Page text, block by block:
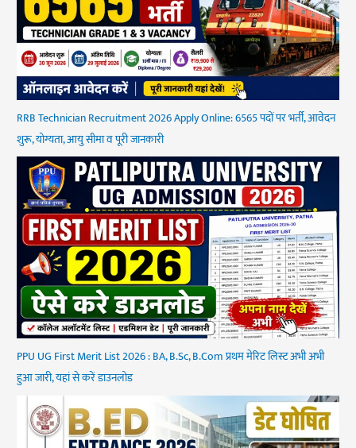
RRB Technician Recruitment 2026 Apply Online: 6565 पदों पर भर्ती, आवेदन
शुरू, योग्यता, आयु सीमा व पूरी जानकारी
PPU UG First Merit List 2026 : BA, B.Sc, B.Com प्रथम मेरिट लिस्ट अभी अभी
हुआ जारी, यहां से करें डाउनलोड